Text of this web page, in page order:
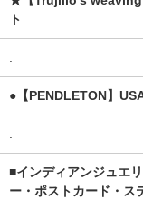
ト
.
●【PENDLETON】
.
■インディアンジュエ
ー・ポストカード・ス